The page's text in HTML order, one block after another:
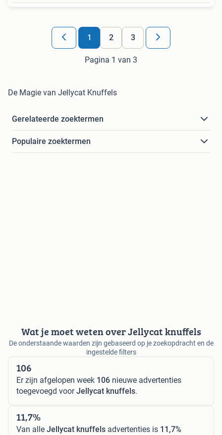
1 2 3
Pagina 1 van 3
De Magie van Jellycat Knuffels
Gerelateerde zoektermen
Populaire zoektermen
Wat je moet weten over Jellycat knuffels
De onderstaande waarden zijn gebaseerd op je zoekopdracht en de
ingestelde filters
106
Er zijn afgelopen week 106 nieuwe advertenties
toegevoegd voorJellycat knuffels.
11,7%
Van alle Jellycat knuffels advertenties is 11,7%